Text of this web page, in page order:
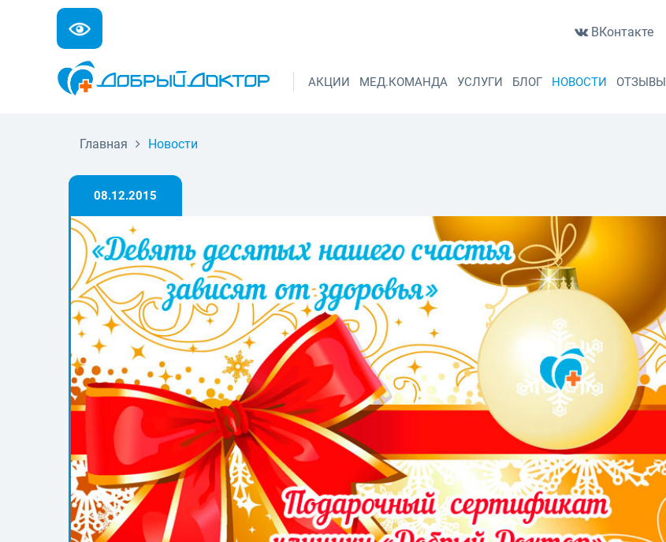
ВКонтакте
АКЦИИ МЕД.КОМАНДА УСЛУГИ БЛОГ НОВОСТИ ОТЗЫВЫ
Главная Новости
08.12.2015